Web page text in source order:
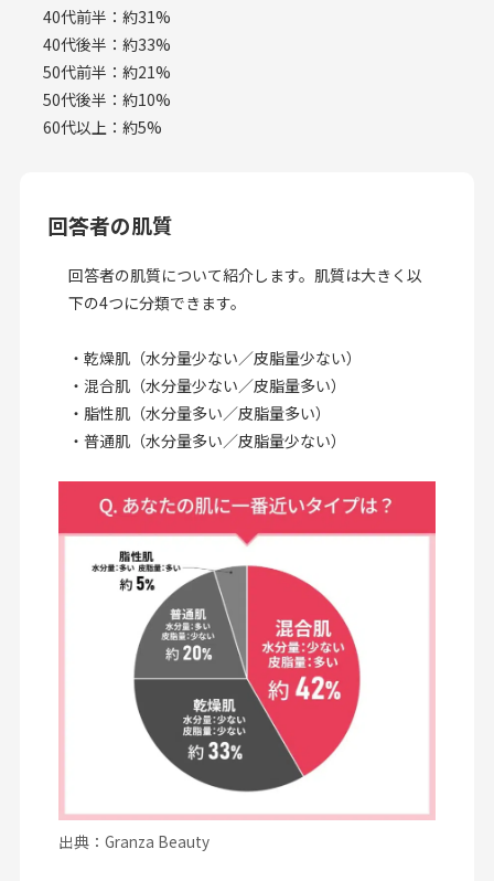
40代前半：約31%
40代後半：約33%
50代前半：約21%
50代後半：約10%
60代以上：約5%
回答者の肌質
回答者の肌質について紹介します。肌質は大きく以
下の4つに分類できます。
・乾燥肌（水分量少ない／皮脂量少ない）
・混合肌（水分量少ない／皮脂量多い）
・脂性肌（水分量多い／皮脂量多い）
・普通肌（水分量多い／皮脂量少ない）
出典：Granza Beauty